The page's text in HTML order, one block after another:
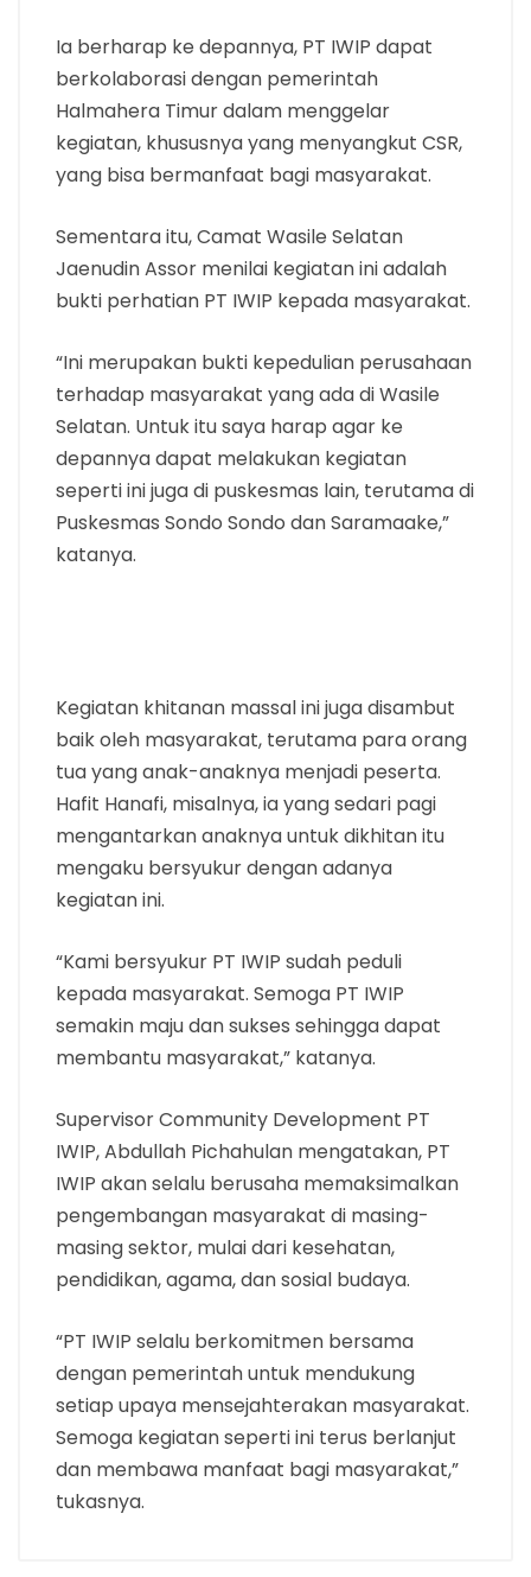
Ia berharap ke depannya, PT IWIP dapat
berkolaborasi dengan pemerintah
Halmahera Timur dalam menggelar
kegiatan, khususnya yang menyangkut CSR,
yang bisa bermanfaat bagi masyarakat.
Sementara itu, Camat Wasile Selatan
Jaenudin Assor menilai kegiatan ini adalah
bukti perhatian PT IWIP kepada masyarakat.
“Ini merupakan bukti kepedulian perusahaan
terhadap masyarakat yang ada di Wasile
Selatan. Untuk itu saya harap agar ke
depannya dapat melakukan kegiatan
seperti ini juga di puskesmas lain, terutama di
Puskesmas Sondo Sondo dan Saramaake,”
katanya.
Kegiatan khitanan massal ini juga disambut
baik oleh masyarakat, terutama para orang
tua yang anak-anaknya menjadi peserta.
Hafit Hanafi, misalnya, ia yang sedari pagi
mengantarkan anaknya untuk dikhitan itu
mengaku bersyukur dengan adanya
kegiatan ini.
“Kami bersyukur PT IWIP sudah peduli
kepada masyarakat. Semoga PT IWIP
semakin maju dan sukses sehingga dapat
membantu masyarakat,” katanya.
Supervisor Community Development PT
IWIP, Abdullah Pichahulan mengatakan, PT
IWIP akan selalu berusaha memaksimalkan
pengembangan masyarakat di masing-
masing sektor, mulai dari kesehatan,
pendidikan, agama, dan sosial budaya.
“PT IWIP selalu berkomitmen bersama
dengan pemerintah untuk mendukung
setiap upaya mensejahterakan masyarakat.
Semoga kegiatan seperti ini terus berlanjut
dan membawa manfaat bagi masyarakat,”
tukasnya.